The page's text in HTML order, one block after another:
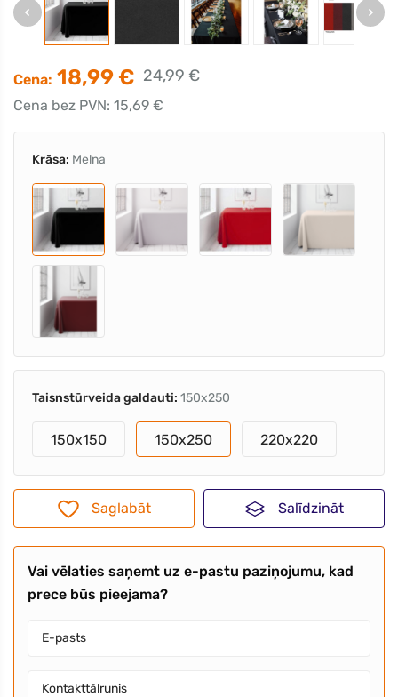
Cena: 18,99 € 24,99 €
Cena bez PVN: 15,69 €
Krāsa: Melna
Taisnstūrveida galdauti: 150x250
150x150 150x250 220x220
Saglabāt Salīdzināt
Vai vēlaties saņemt uz e-pastu paziņojumu, kad
prece būs pieejama?